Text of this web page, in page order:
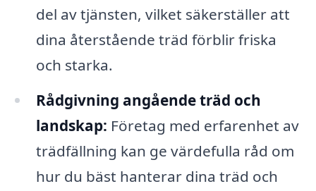
del av tjänsten, vilket säkerställer att
dina återstående träd förblir friska
och starka.
Rådgivning angående träd och
landskap: Företag med erfarenhet av
trädfällning kan ge värdefulla råd om
hur du bäst hanterar dina träd och